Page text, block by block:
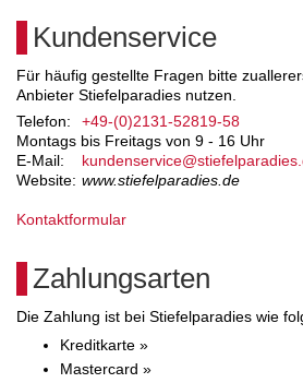
Kundenservice
Für häufig gestellte Fragen bitte
Anbieter Stiefelparadies nutzen.
Telefon:
+49-(0)2131-52819-58
Montags bis Freitags von 9 - 16 Uhr
E-Mail:
Website: www.stiefelparadies.de
Kontaktformular
Zahlungsarten
Die Zahlung ist bei Stiefelparadies wie
Kreditkarte »
Mastercard »